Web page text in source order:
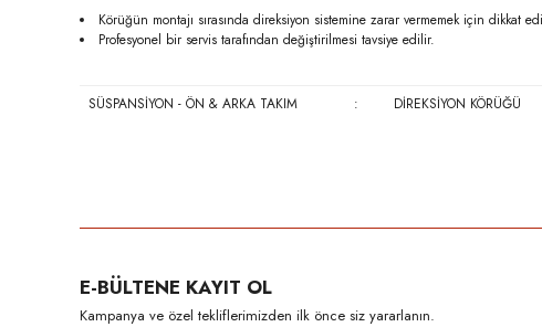
Körüğün montajı sırasında direksiyon sistemine zarar vermemek için dikkat
Profesyonel bir servis tarafından değiştirilmesi tavsiye edilir.
SÜSPANSİYON - ÖN & ARKA TAKIM : DİREKSİYON KÖRÜĞÜ
Ürün açıklamasında eksik bilgiler bulunuyor.
Ürün bilgilerinde hatalar bulunuyor.
E-BÜLTENE KAYIT OL
Kampanya ve özel tekliflerimizden ilk önce siz yararlanın.